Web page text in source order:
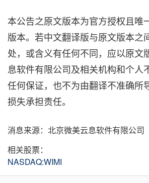
本公告之原文版本为官方授权且唯
版本。若中文翻译版与原文版本之
处，或含义有任何不同，应以原文
息软件有限公司及相关机构和个人
任何保证，也不为由翻译不准确所
损失承担责任。
消息来源：北京微美云息软件有限公司
相关股票：
NASDAQ:WIMI